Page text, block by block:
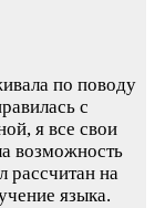
по поводу
с
я все свои
возможность
рассчитан на
языка.